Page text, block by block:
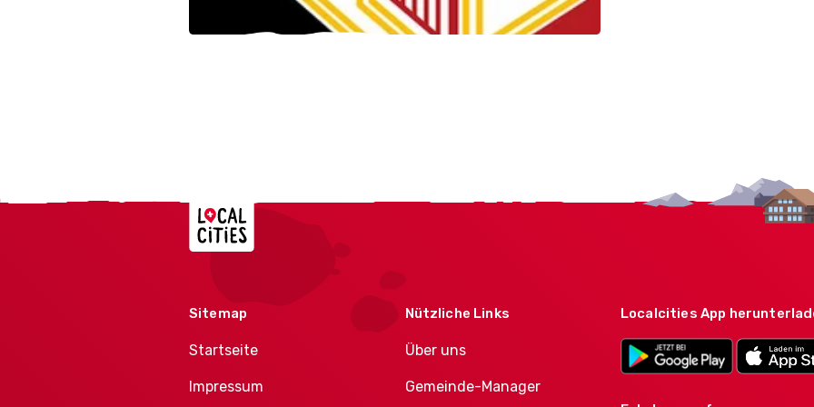
Localcities
Sitemap
Startseite
Impressum
Nützliche Links
Über uns
Gemeinde-Manager
Localcities App